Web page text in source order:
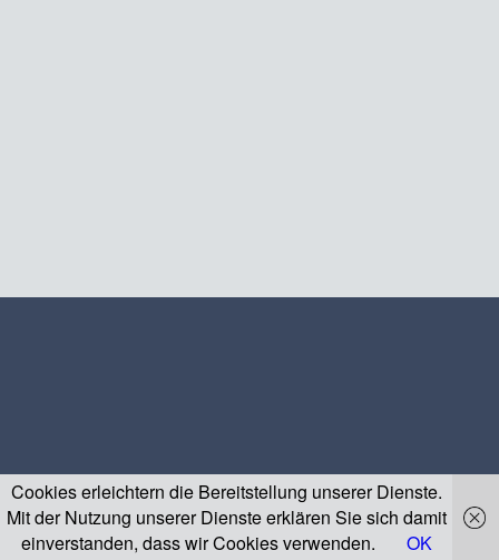
Cookies erleichtern die Bereitstellung unserer Dienste.
Mit der Nutzung unserer Dienste erklären Sie sich damit
einverstanden, dass wir Cookies verwenden.
OK